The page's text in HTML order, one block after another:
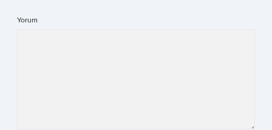
Yorum